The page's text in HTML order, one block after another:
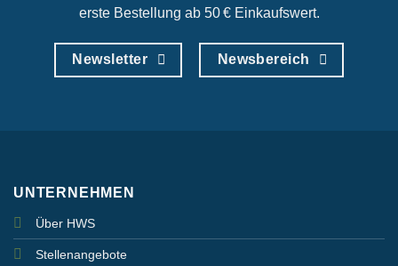
erste Bestellung ab 50 € Einkaufswert.
Newsletter Newsbereich
UNTERNEHMEN
Über HWS
Stellenangebote